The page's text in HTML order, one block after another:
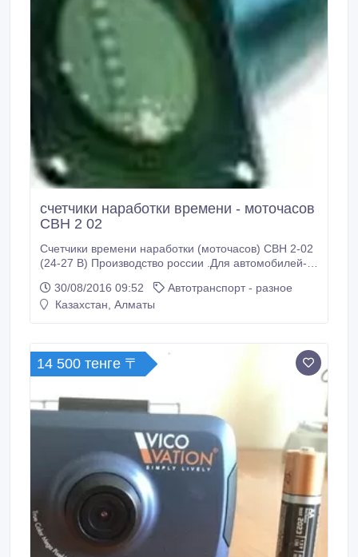
cчетчики наработки времени - моточасов
СВН 2 02
Счетчики времени наработки (моточасов) СВН 2-02
(24-27 В) Производство россии .Для автомобилей-
30/08/2016 09:52
Автотранспорт - разное
Казахстан, Алматы
14 500 тенге 〒